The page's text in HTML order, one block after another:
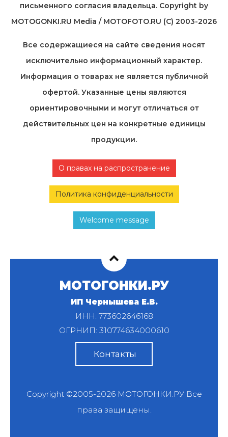
письменного согласия владельца. Copyright by
MOTOGONKI.RU Media / MOTOFOTO.RU (C) 2003-2026
Все содержащиеся на cайте сведения носят
исключительно информационный характер.
Информация о товарах не является публичной
офертой. Указанные цены являются
ориентировочными и могут отличаться от
действительных цен на конкретные единицы
продукции.
О правах на распространение
Политика конфиденциальности
Welcome message
МОТОГОНКИ.РУ
ИП Чернышева Е.В.
ИНН: 773602646168
ОГРНИП: 310774634000610
Контакты
Copyright ©2005-2026 МОТОГОНКИ.РУВсе
права защищены.